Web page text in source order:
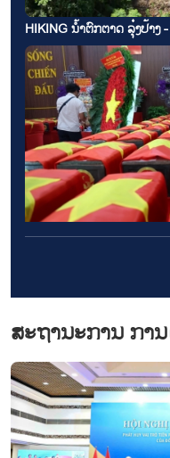
HIKING ນ້ຳຕົກຕາດ ລຸ໋ງປ້າງ
ບັ້ນ 500 ວັນ ແລະ ຄືນ: ຄຳ
ສະຖານະການ ກາ